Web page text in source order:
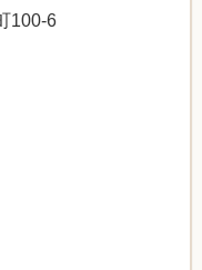
100-6